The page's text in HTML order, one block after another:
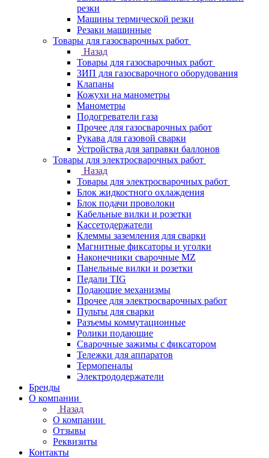
резки
Машины термической резки
Резаки машинные
Товары для газосварочных работ
Назад
Товары для газосварочных работ
ЗИП для газосварочного оборудования
Клапаны
Кожухи на манометры
Манометры
Подогреватели газа
Прочее для газосварочных работ
Рукава для газовой сварки
Устройства для заправки баллонов
Товары для электросварочных работ
Назад
Товары для электросварочных работ
Блок жидкостного охлаждения
Блок подачи проволоки
Кабельные вилки и розетки
Кассетодержатели
Клеммы заземления для сварки
Магнитные фиксаторы и уголки
Наконечники сварочные MZ
Панельные вилки и розетки
Педали TIG
Подающие механизмы
Прочее для электросварочных работ
Пульты для сварки
Разъемы коммутационные
Ролики подающие
Сварочные зажимы с фиксатором
Тележки для аппаратов
Термопеналы
Электрододержатели
Бренды
О компании
Назад
О компании
Отзывы
Реквизиты
Контакты